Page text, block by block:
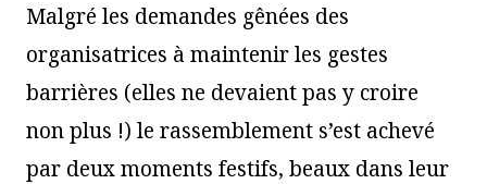
Malgré les demandes gênées des
organisatrices à maintenir les gestes
barrières (elles ne devaient pas y croire
non plus !) le rassemblement s’est achevé
par deux moments festifs, beaux dans leur